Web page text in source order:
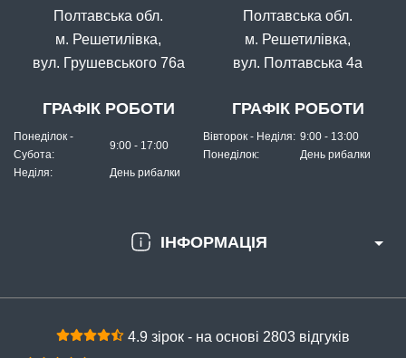
ІНФОРМАЦІЯ
Полтавська обл.
м. Решетилівка,
вул. Грушевського 76а
ГРАФІК РОБОТИ
Понеділок -
Субота:
9:00 - 17:00
Неділя: День рибалки
Полтавська обл.
м. Решетилівка,
вул. Полтавська 4а
ГРАФІК РОБОТИ
Вівторок - Неділя: 9:00 - 13:00
Понеділок:
День рибалки
4.9 зірок - на основі 2803 відгуків